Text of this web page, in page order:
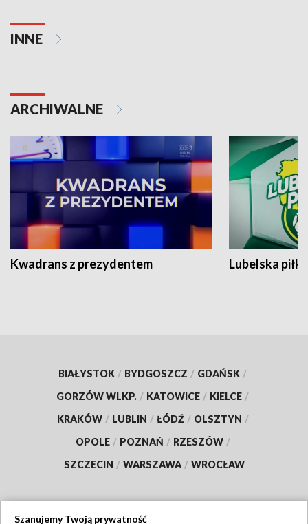
INNE
ARCHIWALNE
Kwadrans z prezydentem Lubelska piłka
BIAŁYSTOK / BYDGOSZCZ / GDAŃSK /
GORZÓW WLKP. / KATOWICE / KIELCE /
KRAKÓW / LUBLIN / ŁÓDŹ / OLSZTYN /
OPOLE / POZNAŃ / RZESZÓW /
SZCZECIN / WARSZAWA / WROCŁAW
Szanujemy Twoją prywatność